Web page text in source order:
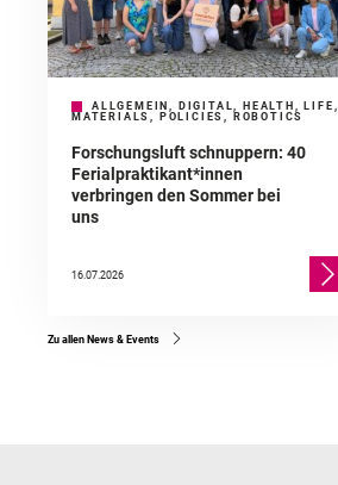
ALLGEMEIN, DIGITAL, HEALTH, LIFE,
MATERIALS, POLICIES, ROBOTICS
Forschungsluft schnuppern: 40
Ferialpraktikant*innen
verbringen den Sommer bei
uns
16.07.2026
Zu allen News & Events